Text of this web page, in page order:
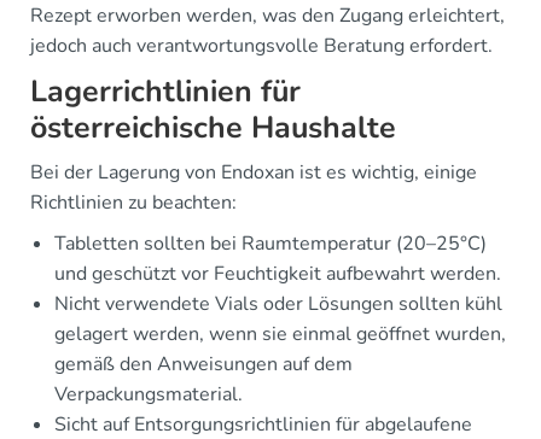
Rezept erworben werden, was den Zugang erleichtert,
jedoch auch verantwortungsvolle Beratung erfordert.
Lagerrichtlinien für
österreichische Haushalte
Bei der Lagerung von Endoxan ist es wichtig, einige
Richtlinien zu beachten:
Tabletten sollten bei Raumtemperatur (20–25°C)
und geschützt vor Feuchtigkeit aufbewahrt werden.
Nicht verwendete Vials oder Lösungen sollten kühl
gelagert werden, wenn sie einmal geöffnet wurden,
gemäß den Anweisungen auf dem
Verpackungsmaterial.
Sicht auf Entsorgungsrichtlinien für abgelaufene